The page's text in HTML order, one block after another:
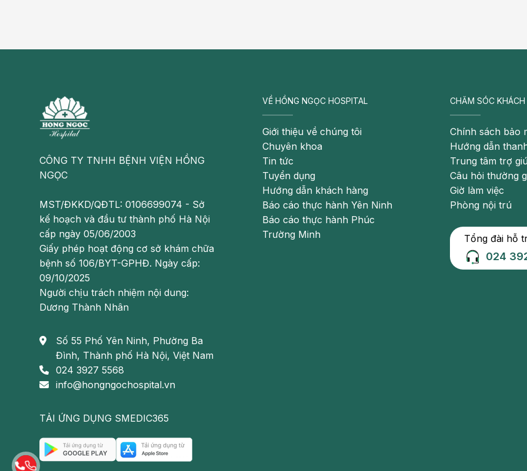
CÔNG TY TNHH BỆNH VIỆN HỒNG
NGỌC
MST/ĐKKD/QĐTL: 0106699074 - Sở
kế hoạch và đầu tư thành phố Hà Nội
cấp ngày 05/06/2003
Giấy phép hoạt động cơ sở khám chữa
bệnh số 106/BYT-GPHĐ. Ngày cấp:
09/10/2025
Người chịu trách nhiệm nội dung:
Dương Thành Nhân
Số 55 Phố Yên Ninh, Phường Ba
Đình, Thành phố Hà Nội, Việt Nam
024 3927 5568
info@hongngochospital.vn
TẢI ỨNG DỤNG SMEDIC365
VỀ HỒNG NGỌC HOSPITAL
Giới thiệu về chúng tôi
Chuyên khoa
Tin tức
Tuyển dụng
Hướng dẫn khách hàng
Báo cáo thực hành Yên Ninh
Báo cáo thực hành Phúc
Trường Minh
CHĂM SÓC KHÁCH
Chính sách bảo
Hướng dẫn
Trung tâm trợ
Câu hỏi thường
Giờ làm việc
Phòng nội trú
Tổng đài hỗ
024